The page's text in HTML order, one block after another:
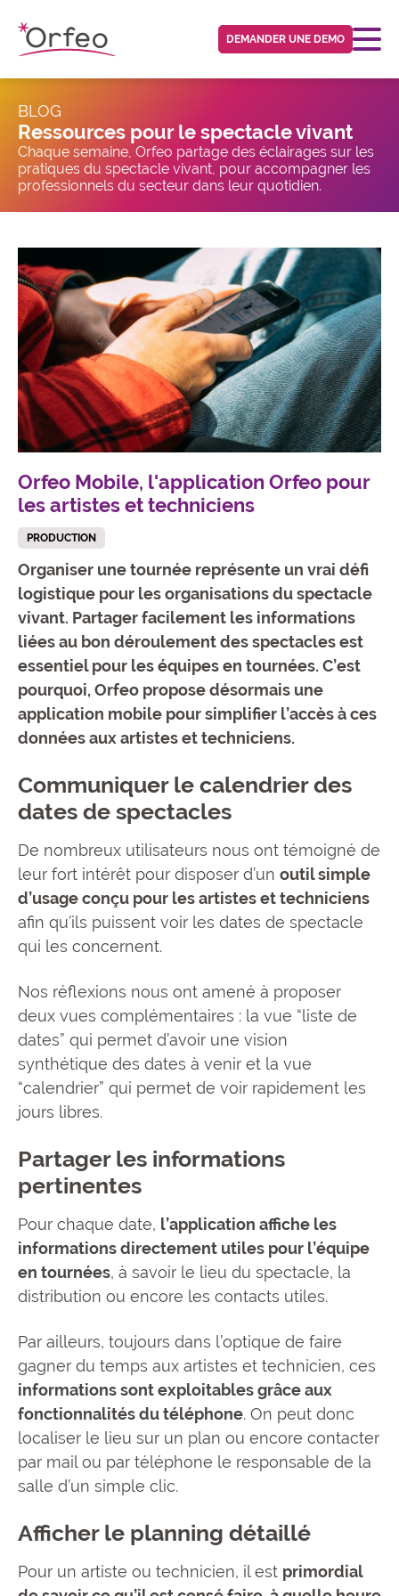
DEMANDER UNE DEMO
BLOG
Ressources pour le spectacle vivant
Chaque semaine, Orfeo partage des éclairages sur les
pratiques du spectacle vivant, pour accompagner les
professionnels du secteur dans leur quotidien.
Orfeo Mobile, l'application Orfeo pour
les artistes et techniciens
PRODUCTION
Organiser une tournée représente un vrai défi
logistique pour les organisations du spectacle
vivant. Partager facilement les informations
liées au bon déroulement des spectacles est
essentiel pour les équipes en tournées. C’est
pourquoi, Orfeo propose désormais une
application mobile pour simplifier l’accès à ces
données aux artistes et techniciens.
Communiquer le calendrier des
dates de spectacles
De nombreux utilisateurs nous ont témoigné de
leur fort intérêt pour disposer d’un outil simple
d’usage conçu pour les artistes et techniciens
afin qu’ils puissent voir les dates de spectacle
qui les concernent.
Nos réflexions nous ont amené à proposer
deux vues complémentaires : la vue “liste de
dates” qui permet d’avoir une vision
synthétique des dates à venir et la vue
“calendrier” qui permet de voir rapidement les
jours libres.
Partager les informations
pertinentes
Pour chaque date, l’application affiche les
informations directement utiles pour l’équipe
en tournées, à savoir le lieu du spectacle, la
distribution ou encore les contacts utiles.
Par ailleurs, toujours dans l’optique de faire
gagner du temps aux artistes et technicien, ces
informations sont exploitables grâce aux
fonctionnalités du téléphone. On peut donc
localiser le lieu sur un plan ou encore contacter
par mail ou par téléphone le responsable de la
salle d’un simple clic.
Afficher le planning détaillé
Pour un artiste ou technicien, il est primordial